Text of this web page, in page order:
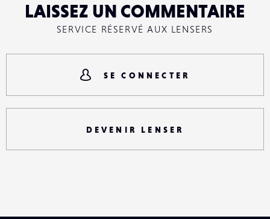
LAISSEZ UN COMMENTAIRE
SERVICE RÉSERVÉ AUX LENSERS
SE CONNECTER
DEVENIR LENSER